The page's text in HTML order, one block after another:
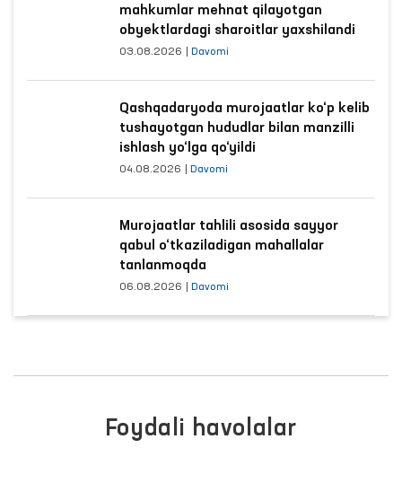
mahkumlar mehnat qilayotgan
obyektlardagi sharoitlar yaxshilandi
03.08.2026 Davomi
Qashqadaryoda murojaatlar ko‘p kelib
tushayotgan hududlar bilan manzilli
ishlash yo‘lga qo‘yildi
04.08.2026 Davomi
Murojaatlar tahlili asosida sayyor
qabul o‘tkaziladigan mahallalar
tanlanmoqda
06.08.2026 Davomi
Foydali havolalar